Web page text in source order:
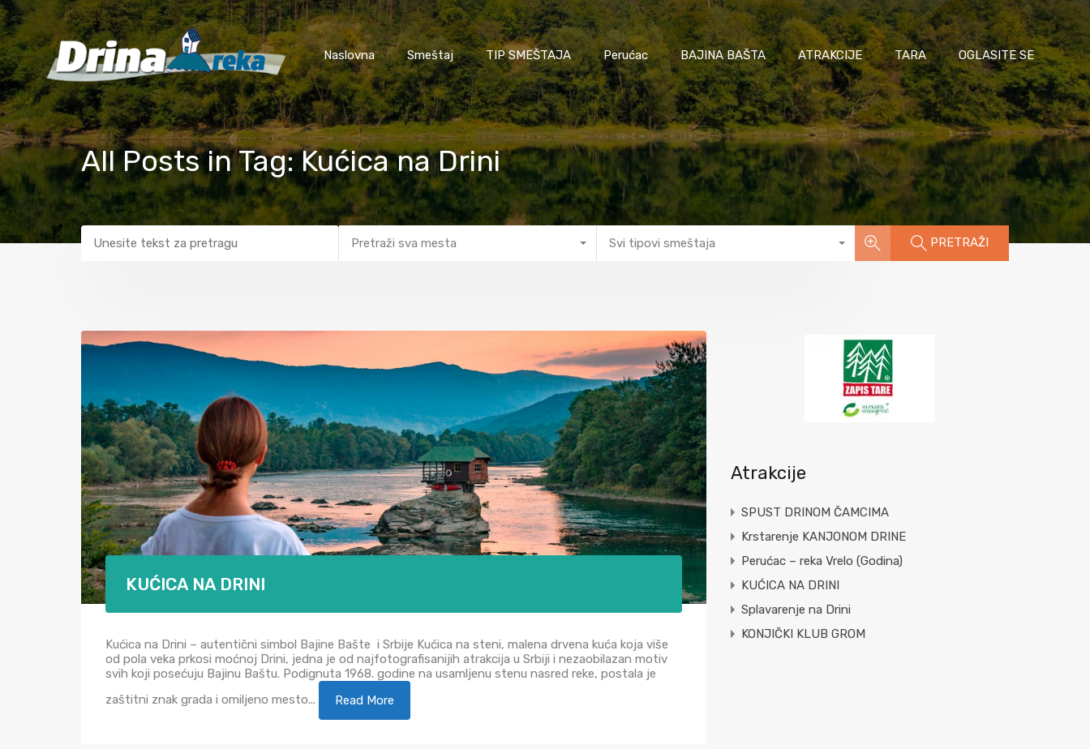
Naslovna Smeštaj TIP SMEŠTAJA Perućac BAJINA BAŠTA ATRAKCIJE TARA OGLASITE SE
All Posts in Tag: Kućica na Drini
Pretraži sva mesta Svi tipovi smeštaja PRETRAŽI
KUĆICA NA DRINI
Kućica na Drini – autentični simbol Bajine Bašte i Srbije Kućica na steni, malena drvena kuća koja više
od pola veka prkosi moćnoj Drini, jedna je od najfotografisanijih atrakcija u Srbiji i nezaobilazan motiv
svih koji posećuju Bajinu Baštu. Podignuta 1968. godine na usamljenu stenu nasred reke, postala je
zaštitni znak grada i omiljeno mesto...
Read More
Atrakcije
SPUST DRINOM ČAMCIMA
Krstarenje KANJONOM DRINE
Perućac – reka Vrelo (Godina)
KUĆICA NA DRINI
Splavarenje na Drini
KONJIČKI KLUB GROM